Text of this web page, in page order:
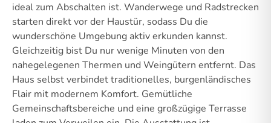
ideal zum Abschalten ist. Wanderwege und Radstrecken
starten direkt vor der Haustür, sodass Du die
wunderschöne Umgebung aktiv erkunden kannst.
Gleichzeitig bist Du nur wenige Minuten von den
nahegelegenen Thermen und Weingütern entfernt. Das
Haus selbst verbindet traditionelles, burgenländisches
Flair mit modernem Komfort. Gemütliche
Gemeinschaftsbereiche und eine großzügige Terrasse